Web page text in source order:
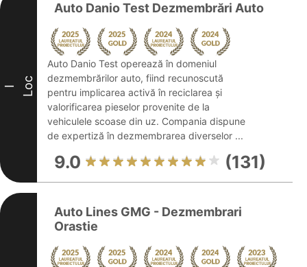
I Loc
Auto Danio Test Dezmembrări Auto
Auto Danio Test operează în domeniul
dezmembrărilor auto, fiind recunoscută
pentru implicarea activă în reciclarea și
valorificarea pieselor provenite de la
vehiculele scoase din uz. Compania dispune
de expertiză în dezmembrarea diverselor ...
9.0 (131)
Auto Lines GMG - Dezmembrari
Orastie